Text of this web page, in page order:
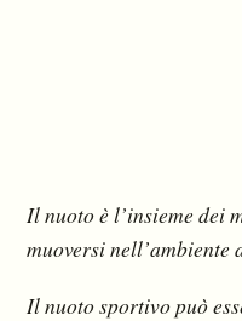
Il nuoto è l’insieme dei
muoversi nell’ambiente
Il nuoto sportivo può